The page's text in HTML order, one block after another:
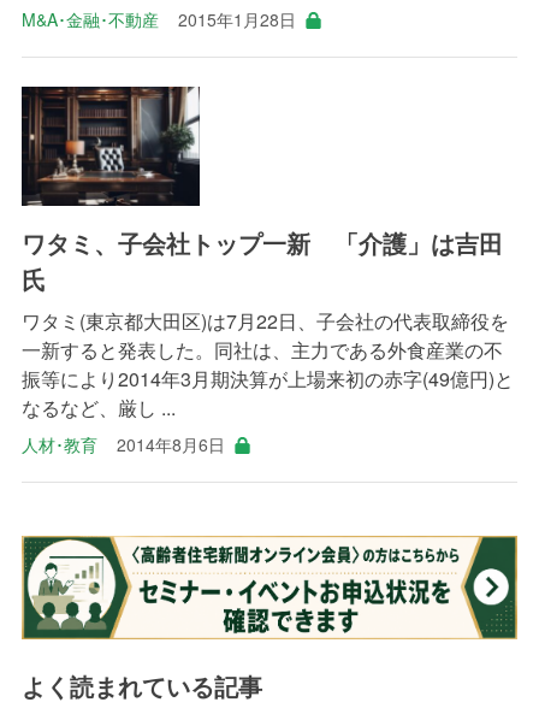
M&A･金融･不動産 2015年1月28日
ワタミ、子会社トップ一新 「介護」は吉田
氏
ワタミ(東京都大田区)は7月22日、子会社の代表取締役を
一新すると発表した。同社は、主力である外食産業の不
振等により2014年3月期決算が上場来初の赤字(49億円)と
なるなど、厳し ...
人材･教育 2014年8月6日
よく読まれている記事